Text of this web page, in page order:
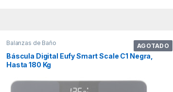
AGOTADO
Balanzas de Baño
Báscula Digital Eufy Smart Scale C1 Negra,
Hasta 180 Kg